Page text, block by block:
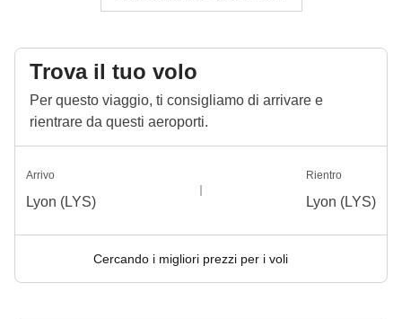
Trova il tuo volo
Per questo viaggio, ti consigliamo di arrivare e
rientrare da questi aeroporti.
Arrivo
Lyon (LYS)
Rientro
Lyon (LYS)
Cercando i migliori prezzi per i voli